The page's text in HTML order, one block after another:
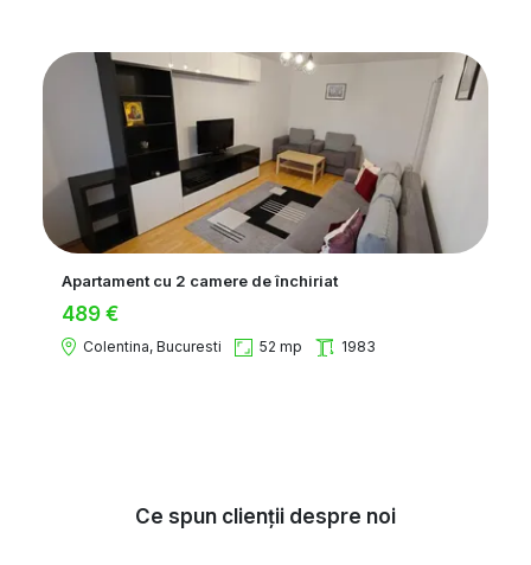
Apartament cu 2 camere de închiriat
489 €
Colentina, Bucuresti 52 mp 1983
Ce spun clienții despre noi